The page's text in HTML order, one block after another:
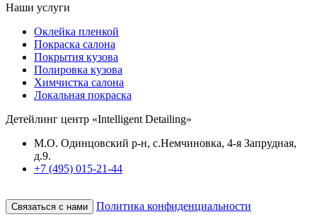
Наши услуги
Оклейка пленкой
Покраска салона
Покрытия кузова
Полировка кузова
Химчистка салона
Локальная покраска
Детейлинг центр «Intelligent Detailing»
М.О. Одинцовский р-н, с.Немчиновка, 4-я Запрудная,
д.9.
+7 (495) 015-21-44
Связаться с нами Политика конфиденциальности